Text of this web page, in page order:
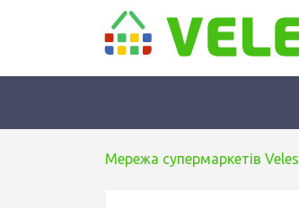
Мережа супермаркетів Veles